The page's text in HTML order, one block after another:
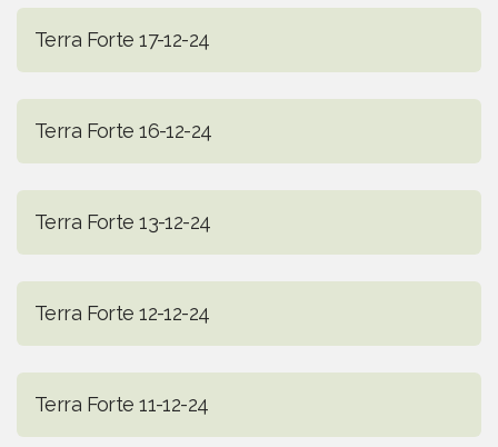
Terra Forte 17-12-24
Terra Forte 16-12-24
Terra Forte 13-12-24
Terra Forte 12-12-24
Terra Forte 11-12-24